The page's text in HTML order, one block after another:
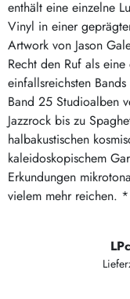
enthält eine einzelne
Vinyl in einer
Artwork von Jason
Recht den Ruf als
einfallsreichsten
Band 25 Studioalben
Jazzrock bis zu
halbakustischen
kaleidoskopischem
Erkundungen
vielem mehr reichen.